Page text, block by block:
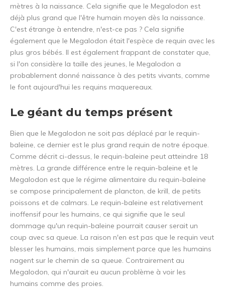
mètres à la naissance. Cela signifie que le Megalodon est
déjà plus grand que l'être humain moyen dès la naissance.
C'est étrange à entendre, n'est-ce pas ? Cela signifie
également que le Megalodon était l'espèce de requin avec les
plus gros bébés. Il est également frappant de constater que,
si l'on considère la taille des jeunes, le Megalodon a
probablement donné naissance à des petits vivants, comme
le font aujourd'hui les requins maquereaux.
Le géant du temps présent
Bien que le Megalodon ne soit pas déplacé par le requin-
baleine, ce dernier est le plus grand requin de notre époque.
Comme décrit ci-dessus, le requin-baleine peut atteindre 18
mètres. La grande différence entre le requin-baleine et le
Megalodon est que le régime alimentaire du requin-baleine
se compose principalement de plancton, de krill, de petits
poissons et de calmars. Le requin-baleine est relativement
inoffensif pour les humains, ce qui signifie que le seul
dommage qu'un requin-baleine pourrait causer serait un
coup avec sa queue. La raison n'en est pas que le requin veut
blesser les humains, mais simplement parce que les humains
nagent sur le chemin de sa queue. Contrairement au
Megalodon, qui n'aurait eu aucun problème à voir les
humains comme des proies.